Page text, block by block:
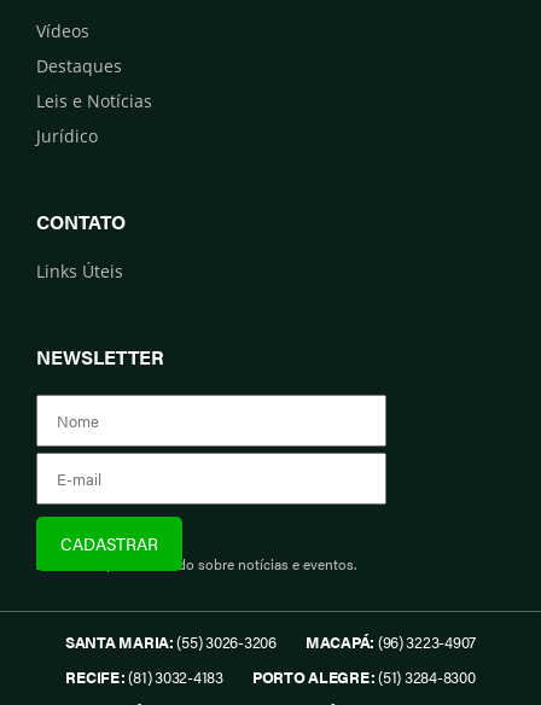
Vídeos
Destaques
Leis e Notícias
Jurídico
CONTATO
Links Úteis
NEWSLETTER
Assine e fique informado sobre notícias e eventos.
SANTA MARIA:(55) 3026-3206 MACAPÁ: (96) 3223-4907
RECIFE:(81) 3032-4183 PORTO ALEGRE:(51) 3284-8300